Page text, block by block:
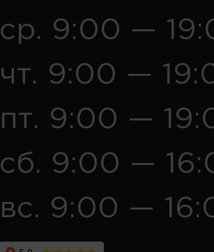
ср. 9:00 —
чт. 9:00 —
пт. 9:00 —
сб. 9:00 —
вс. 9:00 —